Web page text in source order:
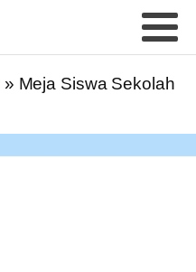
» Meja Siswa Sekolah